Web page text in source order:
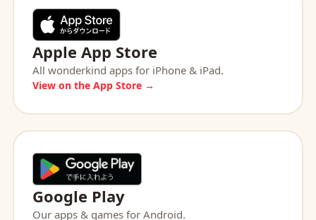
Apple App Store
All wonderkind apps for iPhone & iPad.
View on the App Store →
Google Play
Our apps & games for Android.